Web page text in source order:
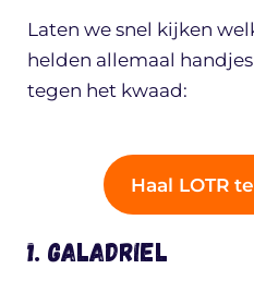
Laten we snel kijken
helden allemaal
tegen het kwaad:
Haal LOTR
1. Galadriel